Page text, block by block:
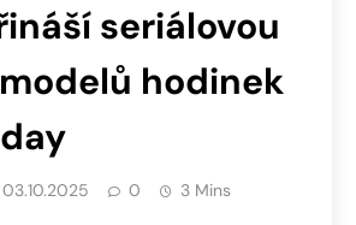
seriálovou
hodinek
03.10.2025 0 3 Mins